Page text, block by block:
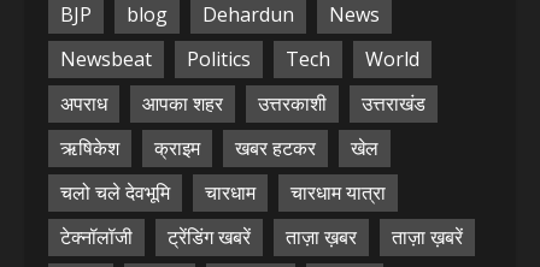
BJP blog Dehardun
News
Newsbeat
Politics Tech
World
अपराध
आपका शहर उत्तरकाशी
उत्तराखंड
ऋषिकेश
क्राइम खबर हटकर
खेल
चलो चले देवभूमि
चारधाम
चारधाम यात्रा
टेक्नॉलॉजी
ट्रेंडिंग खबरें ताज़ा ख़बर
ताज़ा ख़बरें